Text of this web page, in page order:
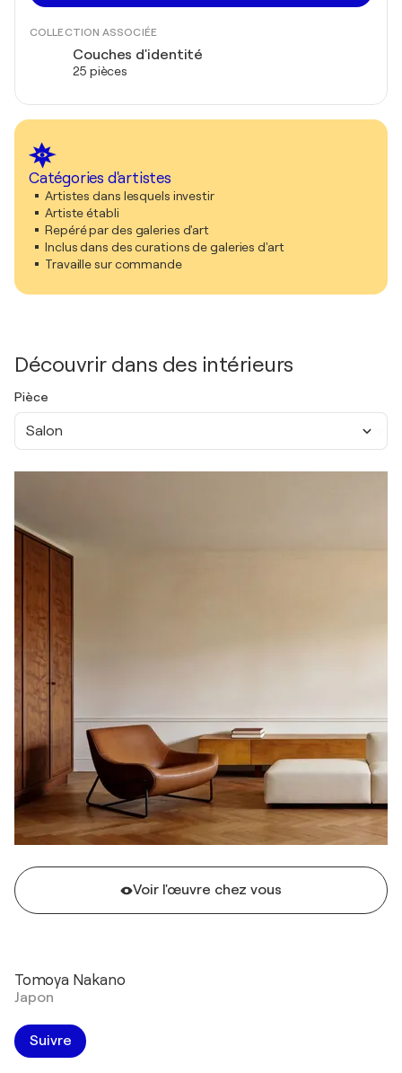
COLLECTION ASSOCIÉE
Couches d'identité
25 pièces
Catégories d'artistes
Artistes dans lesquels investir
Artiste établi
Repéré par des galeries d'art
Inclus dans des curations de galeries d'art
Travaille sur commande
Découvrir dans des intérieurs
Pièce
Salon
Voir l'œuvre chez vous
Tomoya Nakano
Japon
Suivre